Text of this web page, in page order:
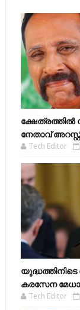
ക്ഷേത്രത്തിൽ
നേതാവ്
Tech Editor
കരസേന
Tech Editor